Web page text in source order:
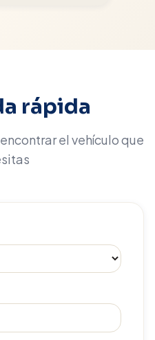
rápida
el vehículo que